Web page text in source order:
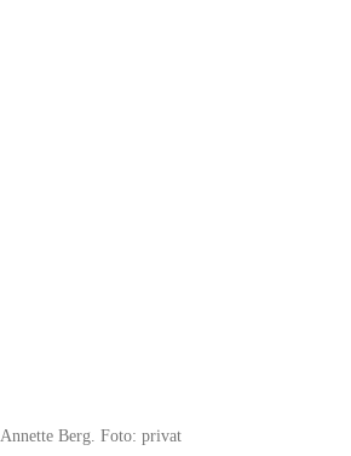
Annette Berg. Foto: privat